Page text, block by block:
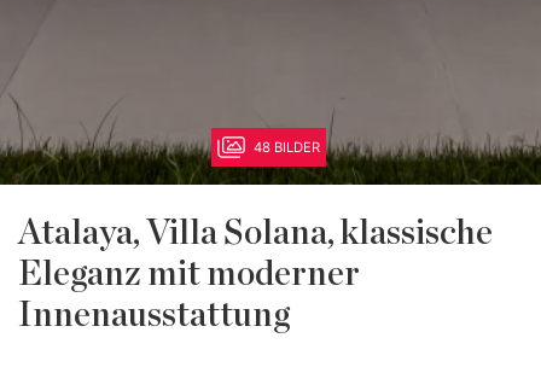
48 BILDER
Atalaya, Villa Solana, klassische
Eleganz mit moderner
Innenausstattung